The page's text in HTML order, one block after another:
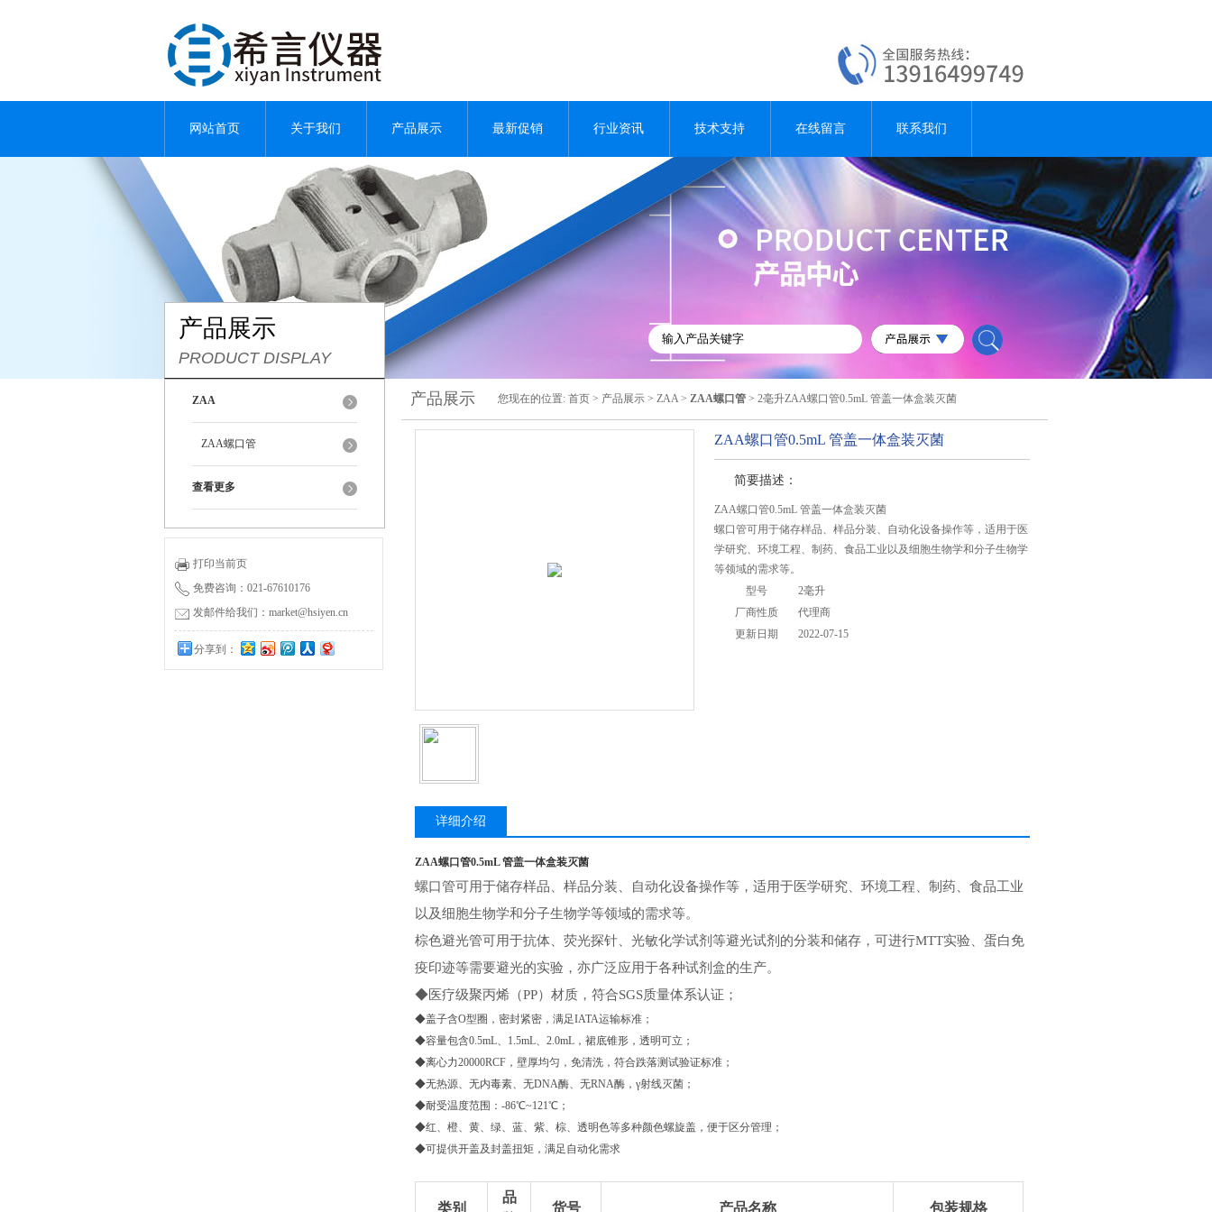
网站首页 关于我们 产品展示 最新促销 行业资讯 技术支持 在线留言 联系我们
产品展示
PRODUCT DISPLAY
ZAA
ZAA螺口管
查看更多
打印当前页
免费咨询：021-67610176
发邮件给我们：market@hsiyen.cn
分享到：
产品展示 您现在的位置: 首页 > 产品展示 > ZAA> ZAA螺口管 > 2毫升ZAA螺口管0.5mL 管盖一体盒装灭菌
ZAA螺口管0.5mL 管盖一体盒装灭菌
简要描述：
ZAA螺口管0.5mL 管盖一体盒装灭菌
螺口管可用于储存样品、样品分装、自动化设备操作等，适用于医
学研究、环境工程、制药、食品工业以及细胞生物学和分子生物学
等领域的需求等。
型号
2毫升
厂商性质
代理商
更新日期
2022-07-15
详细介绍
ZAA螺口管0.5mL 管盖一体盒装灭菌
螺口管可用于储存样品、样品分装、自动化设备操作等，适用于医学研究、环境工程、制药、食品工业
以及细胞生物学和分子生物学等领域的需求等。
棕色避光管可用于抗体、荧光探针、光敏化学试剂等避光试剂的分装和储存，可进行MTT实验、蛋白免
疫印迹等需要避光的实验，亦广泛应用于各种试剂盒的生产。
◆医疗级聚丙烯（PP）材质，符合SGS质量体系认证；
◆盖子含O型圈，密封紧密，满足IATA运输标准；
◆容量包含0.5mL、1.5mL、2.0mL，裙底锥形，透明可立；
◆离心力20000RCF，壁厚均匀，免清洗，符合跌落测试验证标准；
◆无热源、无内毒素、无DNA酶、无RNA酶，γ射线灭菌；
◆耐受温度范围：-86℃~121℃；
◆红、橙、黄、绿、蓝、紫、棕、透明色等多种颜色螺旋盖，便于区分管理；
◆可提供开盖及封盖扭矩，满足自动化需求
类别
品
货号 产品名称 包装规格